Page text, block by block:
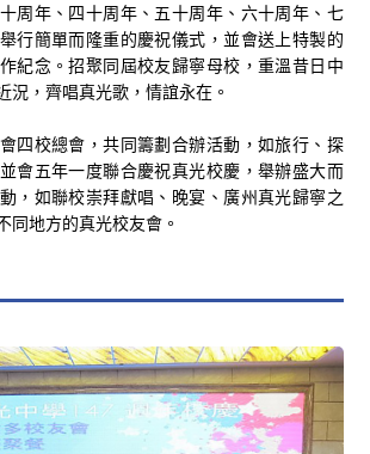
周年、四十周年、五十周年、六十周年、七
行簡單而隆重的慶祝儀式，並會送上特製的
紀念。招聚同屆校友歸寧母校，重溫昔日中
況，齊唱真光歌，情誼永在。
四校總會，共同籌劃合辦活動，如旅行、探
會五年一度聯合慶祝真光校慶，舉辦盛大而
，如聯校崇拜獻唱、晚宴、廣州真光歸寧之
同地方的真光校友會。